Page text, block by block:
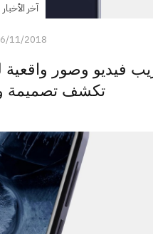
آخر الأخبار
11/2018
تكشف تصميمة